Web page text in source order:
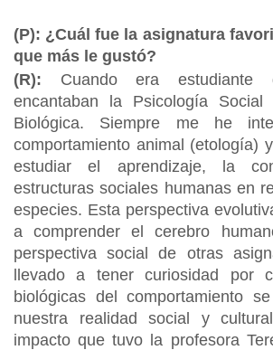
(P): ¿Cuál fue la asignatura
que más le gustó?
(R): Cuando era estudiante
encantaban la Psicología
Biológica. Siempre me he
comportamiento animal (etología)
estudiar el aprendizaje, la
estructuras sociales humanas en
especies. Esta perspectiva
a comprender el cerebro
perspectiva social de otras
llevado a tener curiosidad por
biológicas del comportamiento
nuestra realidad social y
impacto que tuvo la profesora